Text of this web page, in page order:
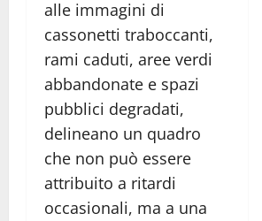
alle immagini di
cassonetti traboccanti,
rami caduti, aree verdi
abbandonate e spazi
pubblici degradati,
delineano un quadro
che non può essere
attribuito a ritardi
occasionali, ma a una